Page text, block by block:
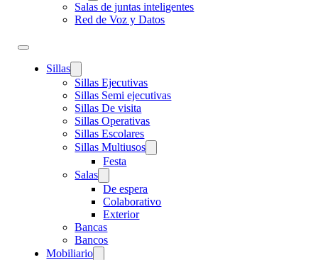
Salas de juntas inteligentes
Red de Voz y Datos
Sillas
Sillas Ejecutivas
Sillas Semi ejecutivas
Sillas De visita
Sillas Operativas
Sillas Escolares
Sillas Multiusos
Festa
Salas
De espera
Colaborativo
Exterior
Bancas
Bancos
Mobiliario